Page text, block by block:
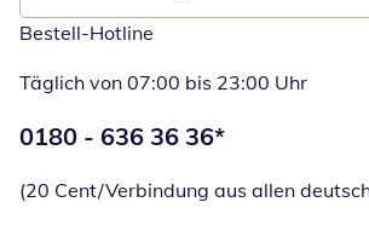
Bestell-Hotline
Täglich von 07:00 bis 23:00 Uhr
Telefonnummer:
0180 - 636 36 36*
(20 Cent/Verbindung aus allen